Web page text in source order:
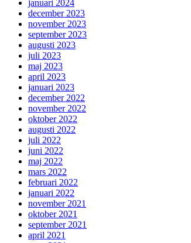
januari 2024
december 2023
november 2023
september 2023
augusti 2023
juli 2023
maj 2023
april 2023
januari 2023
december 2022
november 2022
oktober 2022
augusti 2022
juli 2022
juni 2022
maj 2022
mars 2022
februari 2022
januari 2022
november 2021
oktober 2021
september 2021
april 2021